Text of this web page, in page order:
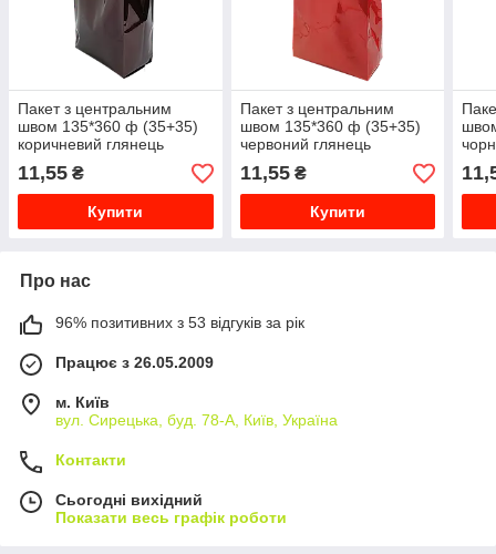
Пакет з центральним
швом 135*360 ф (35+35)
коричневий глянець
11,55 ₴
Купити
Пакет з центральним
швом 135*360 ф (35+35)
червоний глянець
11,55₴
Купити
Про нас
96% позитивних з 53 відгуків за рік
Працює з 26.05.2009
м. Київ
вул. Сирецька, буд. 78-А, Київ, Україна
Контакти
Сьогодні вихідний
Показати весь графік роботи